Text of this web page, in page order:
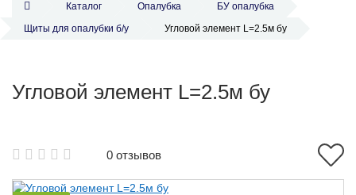
Каталог Опалубка
БУ опалубка
Щиты для опалубки б/у
Угловой элемент L=2.5м бу
Угловой элемент L=2.5м бу
0 отзывов